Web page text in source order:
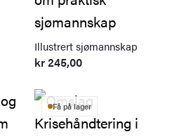
Illustrert sjømannskap
kr245,00
Få på lager